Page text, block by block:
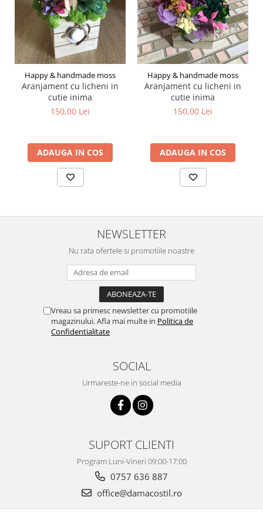
Happy & handmade moss
Aranjament cu licheni in
cutie inima
150,00 Lei
ADAUGA IN COS
Happy & handmade moss
Aranjament cu licheni in
cutie inima
150,00 Lei
ADAUGA IN COS
NEWSLETTER
Nu rata ofertele si promotiile noastre
Vreau sa primesc newsletter cu promotiile
magazinului. Afla mai multe in Politica de
Confidentialitate
SOCIAL
Urmareste-ne in social media
SUPORT CLIENTI
Program Luni-Vineri 09:00-17:00
0757 636 887
office@damacostil.ro